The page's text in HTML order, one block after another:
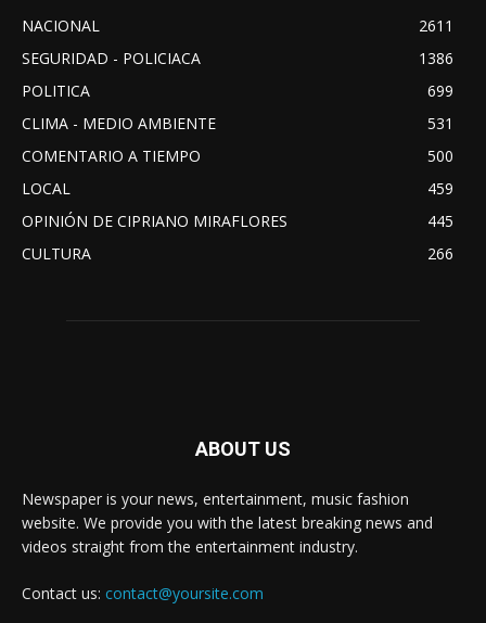
NACIONAL
2611
SEGURIDAD - POLICIACA
1386
POLITICA
699
CLIMA - MEDIO AMBIENTE
531
COMENTARIO A TIEMPO
500
LOCAL
459
OPINIÓN DE CIPRIANO MIRAFLORES
445
CULTURA
266
ABOUT US
Newspaper is your news, entertainment, music fashion
website. We provide you with the latest breaking news and
videos straight from the entertainment industry.
Contact us: contact@yoursite.com